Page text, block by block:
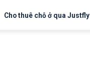
Cho thuê chỗ ở qua Justfly